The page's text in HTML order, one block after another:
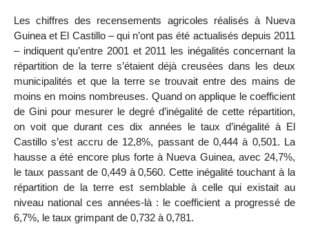
Les chiffres des recensements agricoles réalisés à Nueva
Guinea et El Castillo – qui n’ont pas été actualisés depuis 2011
– indiquent qu’entre 2001 et 2011 les inégalités concernant la
répartition de la terre s’étaient déjà creusées dans les deux
municipalités et que la terre se trouvait entre des mains de
moins en moins nombreuses. Quand on applique le coefficient
de Gini pour mesurer le degré d’inégalité de cette répartition,
on voit que durant ces dix années le taux d’inégalité à El
Castillo s’est accru de 12,8%, passant de 0,444 à 0,501. La
hausse a été encore plus forte à Nueva Guinea, avec 24,7%,
le taux passant de 0,449 à 0,560. Cette inégalité touchant à la
répartition de la terre est semblable à celle qui existait au
niveau national ces années-là : le coefficient a progressé de
6,7%, le taux grimpant de 0,732 à 0,781.